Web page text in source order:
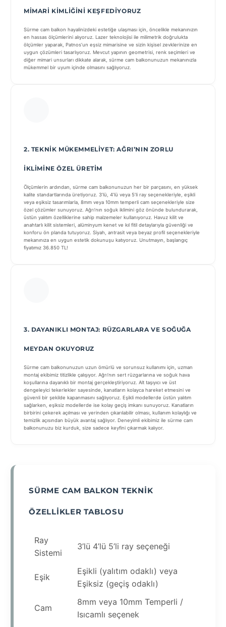
MIMARI KIMLIĞINI KEŞFEDIYORUZ
Sürme cam balkon hayalinizdeki estetiğe ulaşması için, öncelikle mekanınızın
en hassas ölçümlerini alıyoruz. Lazer teknolojisi ile milimetrik doğrulukta
ölçümler yaparak, Patnos’un eşsiz mimarisine ve sizin kişisel zevklerinize en
uygun çözümleri tasarlıyoruz. Mevcut yapının geometrisi, renk seçimleri ve
diğer mimari unsurları dikkate alarak, sürme cam balkonunuzun mekanınızla
mükemmel bir uyum içinde olmasını sağlıyoruz.
2. TEKNIK MÜKEMMELIYET: AĞRI’NIN ZORLU
İKLIMINE ÖZEL ÜRETIM
Ölçümlerin ardından, sürme cam balkonunuzun her bir parçasını, en yüksek
kalite standartlarında üretiyoruz. 3’lü, 4’lü veya 5’li ray seçenekleriyle, eşikli
veya eşiksiz tasarımlarla, 8mm veya 10mm temperli cam seçenekleriyle size
özel çözümler sunuyoruz. Ağrı’nın soğuk iklimini göz önünde bulundurarak,
üstün yalıtım özelliklerine sahip malzemeler kullanıyoruz. Havuz kilit ve
anahtarlı kilit sistemleri, alüminyum kenet ve kıl fitil detaylarıyla güvenliği ve
konforu ön planda tutuyoruz. Siyah, antrasit veya beyaz profil seçenekleriyle
mekanınıza en uygun estetik dokunuşu katıyoruz. Unutmayın, başlangıç
fiyatımız 36.850 TL!
3. DAYANIKLI MONTAJ: RÜZGARLARA VE SOĞUĞA
MEYDAN OKUYORUZ
Sürme cam balkonunuzun uzun ömürlü ve sorunsuz kullanımı için, uzman
montaj ekibimiz titizlikle çalışıyor. Ağrı’nın sert rüzgarlarına ve soğuk hava
koşullarına dayanıklı bir montaj gerçekleştiriyoruz. Alt taşıyıcı ve üst
dengeleyici tekerlekler sayesinde, kanatların kolayca hareket etmesini ve
güvenli bir şekilde kapanmasını sağlıyoruz. Eşikli modellerde üstün yalıtım
sağlarken, eşiksiz modellerde ise kolay geçiş imkanı sunuyoruz. Kanatların
birbirini çekerek açılması ve yerinden çıkarılabilir olması, kullanım kolaylığı ve
temizlik açısından büyük avantaj sağlıyor. Deneyimli ekibimiz ile sürme cam
balkonunuzu biz kurduk, size sadece keyfini çıkarmak kalıyor.
SÜRME CAM BALKON TEKNIK
ÖZELLIKLER TABLOSU
Ray
Sistemi
3’lü 4’lü 5’li ray seçeneği
Eşik
Eşikli (yalıtım odaklı) veya
Eşiksiz (geçiş odaklı)
Cam
8mm veya 10mm Temperli /
Isıcamlı seçenek